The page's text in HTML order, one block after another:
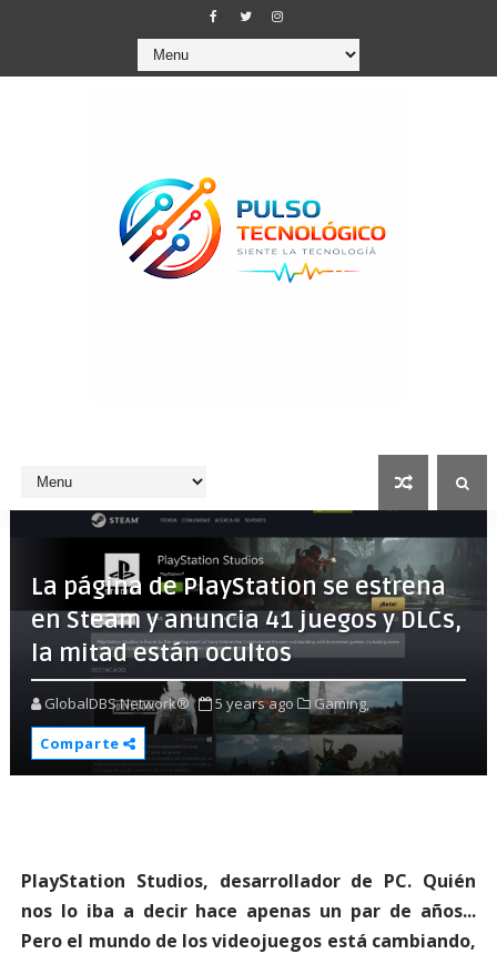
La página de PlayStation se estrena
en Steam y anuncia 41 juegos y DLCs,
la mitad están ocultos
GlobalDBS Network® 5 years ago
Gaming,
Comparte
PlayStation Studios, desarrollador de PC. Quién
nos lo iba a decir hace apenas un par de años...
Pero el mundo de los videojuegos está cambiando,